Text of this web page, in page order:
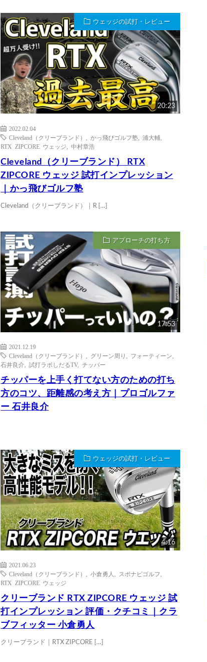
ウェッジの試打・レビュー
20:23
2022.02.04
Cleveland（クリーブランド）
,かっ飛びゴルフ塾 ,浦大輔
RTX ZIPCORE ウェッジ
,中村章浩
Cleveland（クリーブランド） RTX
ZIPCORE ウェッジ 試打インプレッション
｜かっ飛びゴルフ塾
Cleveland（クリーブランド）｜R […]
アプローチの打ち方
17:53
2021.12.19
Cleveland（クリーブランド）
グリーン周り フォーティーン
石井良介 ,試打ラボしだるTV,チッパー
チッパーを上手く打てない方のための打ち
方のコツ、距離感の考え方｜プロゴルファ
ー 石井良介
ウェッジの試打・レビュー
4:16
2021.06.23
Cleveland（クリーブランド）
,小倉勇人 スポナビゴルフ
RTX ZIPCORE ウェッジ
クリーブランド RTX ZIPCORE ウェッジ 試
打インプレッション 評価・クチコミ｜クラ
ブフィッター 小倉勇人
クリーブランド｜RTX ZIPCORE […]